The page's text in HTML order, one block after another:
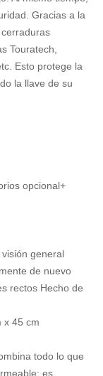
Gracias a la
Touratech,
Esto protege la
la llave de su
opcional+
general
de nuevo
rectos Hecho de
x 45 cm
todo lo que
es